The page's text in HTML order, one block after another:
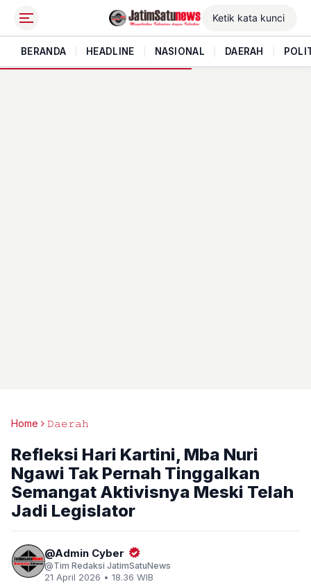
BERANDA HEADLINE NASIONAL DAERAH
Home 𝙳𝚊𝚎𝚛𝚊𝚑
Refleksi Hari Kartini, Mba Nuri
Ngawi Tak Pernah Tinggalkan
Semangat Aktivisnya Meski Telah
Jadi Legislator
Admin Cyber
Tim Redaksi JatimSatuNews
21 April 2026 • 18.36 WIB